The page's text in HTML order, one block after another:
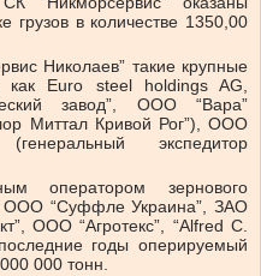
грузов в количестве 1350,00
Николаев” такие крупные
Euro steel holdings AG,
завод”, ООО “Вара”
Миттал Кривой Рог”), ООО
экспедитор
оператором зернового
ООО “Суффле Украина”, ЗАО
ООО “Агротекс”, “Alfred C.
годы оперируемый
000 тонн.